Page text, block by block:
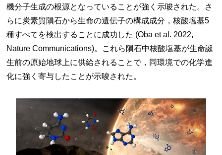
機分子生成の根源となっていることが強く示唆された。さ
らに炭素質隕石から生命の遺伝子の構成成分，核酸塩基5
種すべてを検出することに成功した (Oba et al. 2022,
Nature Communications)。これら隕石中核酸塩基が生命誕
生前の原始地球上に供給されることで，同環境での化学進
化に強く寄与したことが示唆された。